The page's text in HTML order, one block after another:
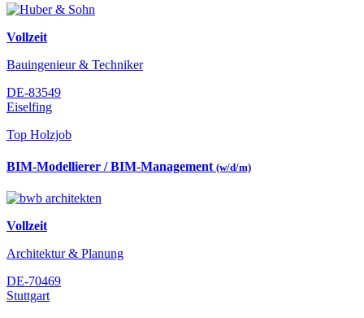
Vollzeit
Bauingenieur & Techniker
DE-83549
Eiselfing
Top Holzjob
BIM-Modellierer / BIM-Management (w/d/m)
Vollzeit
Architektur & Planung
DE-70469
Stuttgart